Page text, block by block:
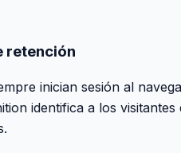
retención
inician sesión al
identifica a los